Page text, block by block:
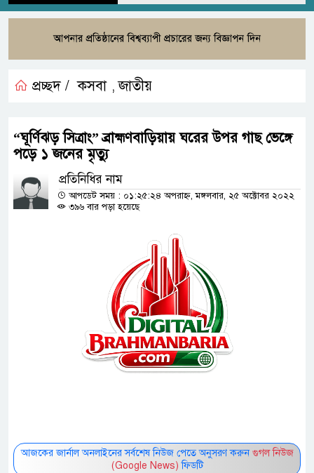
প্রচ্ছদ / কসবা ,জাতীয়
“ঘূর্ণিঝড় সিত্রাং” ব্রাহ্মণবাড়িয়ায় ঘরের উপর গাছ ভেঙ্গে
পড়ে ১ জনের মৃত্যু
প্রতিনিধির নাম
আপডেট সময় : ০১:২৫:২৪ অপরাহ্ন, মঙ্গলবার, ২৫ অক্টোবর ২০২২
৩৯৬ বার পড়া হয়েছে
আজকের জার্নাল অনলাইনের সর্বশেষ নিউজ পেতে অনুসরণ করুন গুগল নিউজ
(Google News) ফিডটি